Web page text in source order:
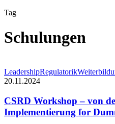
Tag
Schulungen
CSRD
Workshop
von
den
Autoren
LeadershipRegulatorik
20.11.2024
CSRD Workshop – von
Implementierung for